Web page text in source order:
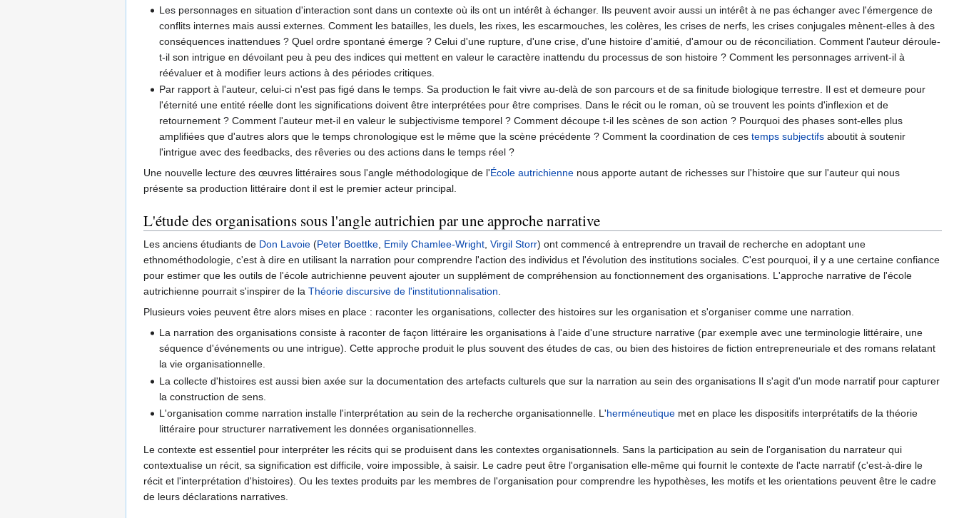
Les personnages en situation d'interaction sont dans un contexte où ils ont un intérêt à échanger. Ils peuvent avoir aussi un intérêt à ne pas échanger avec l'émergence de
conflits internes mais aussi externes. Comment les batailles, les duels, les rixes, les escarmouches, les colères, les crises de nerfs, les crises conjugales mènent-elles à des
conséquences inattendues ? Quel ordre spontané émerge ? Celui d'une rupture, d'une crise, d'une histoire d'amitié, d'amour ou de réconciliation. Comment l'auteur déroule-
t-il son intrigue en dévoilant peu à peu des indices qui mettent en valeur le caractère inattendu du processus de son histoire ? Comment les personnages arrivent-il à
réévaluer et à modifier leurs actions à des périodes critiques.
Par rapport à l'auteur, celui-ci n'est pas figé dans le temps. Sa production le fait vivre au-delà de son parcours et de sa finitude biologique terrestre. Il est et demeure pour
l'éternité une entité réelle dont les significations doivent être interprétées pour être comprises. Dans le récit ou le roman, où se trouvent les points d'inflexion et de
retournement ? Comment l'auteur met-il en valeur le subjectivisme temporel ? Comment découpe t-il les scènes de son action ? Pourquoi des phases sont-elles plus
amplifiées que d'autres alors que le temps chronologique est le même que la scène précédente ? Comment la coordination de cestemps subjectifs aboutit à soutenir
l'intrigue avec des feedbacks, des rêveries ou des actions dans le temps réel ?
Une nouvelle lecture des œuvres littéraires sous l'angle méthodologique de l'École autrichienne nous apporte autant de richesses sur l'histoire que sur l'auteur qui nous
présente sa production littéraire dont il est le premier acteur principal.
L'étude des organisations sous l'angle autrichien par une approche narrative
Les anciens étudiants de Don Lavoie (Peter Boettke, Emily Chamlee-Wright, Virgil Storr) ont commencé à entreprendre un travail de recherche en adoptant une
ethnométhodologie, c'est à dire en utilisant la narration pour comprendre l'action des individus et l'évolution des institutions sociales. C'est pourquoi, il y a une certaine confiance
pour estimer que les outils de l'école autrichienne peuvent ajouter un supplément de compréhension au fonctionnement des organisations. L'approche narrative de l'école
autrichienne pourrait s'inspirer de la Théorie discursive de l'institutionnalisation.
Plusieurs voies peuvent être alors mises en place : raconter les organisations, collecter des histoires sur les organisation et s'organiser comme une narration.
La narration des organisations consiste à raconter de façon littéraire les organisations à l'aide d'une structure narrative (par exemple avec une terminologie littéraire, une
séquence d'événements ou une intrigue). Cette approche produit le plus souvent des études de cas, ou bien des histoires de fiction entrepreneuriale et des romans relatant
la vie organisationnelle.
La collecte d'histoires est aussi bien axée sur la documentation des artefacts culturels que sur la narration au sein des organisations Il s'agit d'un mode narratif pour capturer
la construction de sens.
L'organisation comme narration installe l'interprétation au sein de la recherche organisationnelle. L'herméneutique met en place les dispositifs interprétatifs de la théorie
littéraire pour structurer narrativement les données organisationnelles.
Le contexte est essentiel pour interpréter les récits qui se produisent dans les contextes organisationnels. Sans la participation au sein de l'organisation du narrateur qui
contextualise un récit, sa signification est difficile, voire impossible, à saisir. Le cadre peut être l'organisation elle-même qui fournit le contexte de l'acte narratif (c'est-à-dire le
récit et l'interprétation d'histoires). Ou les textes produits par les membres de l'organisation pour comprendre les hypothèses, les motifs et les orientations peuvent être le cadre
de leurs déclarations narratives.